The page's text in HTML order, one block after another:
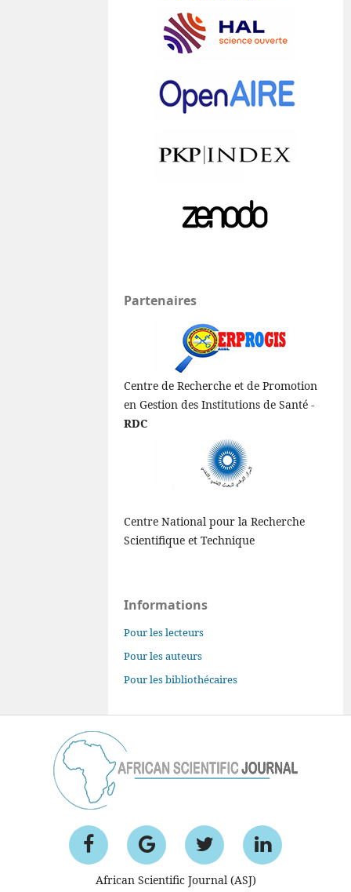
Partenaires
Centre de Recherche et de Promotion
en Gestion des Institutions de Santé -
RDC
Centre National pour la Recherche
Scientifique et Technique
Informations
Pour les lecteurs
Pour les auteurs
Pour les bibliothécaires
African Scientific Journal (ASJ)